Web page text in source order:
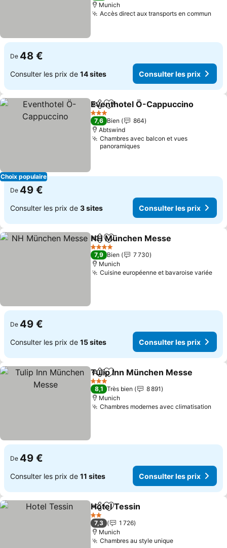
Munich
Accès direct aux transports en commun
De 48 €
Consulter les prix de 14 sites Consulter les prix
Choix populaire
PartagerAjouter à mes favoris
Eventhotel Ö-Cappuccino
3 Étoiles
7,6 Bien
864
Abtswind
Chambres avec balcon et vues
panoramiques
De 49 €
Consulter les prix de 3 sites Consulter les prix
PartagerAjouter à mes favoris
NH München Messe
4 Étoiles
7,9 Bien
7 730
Munich
Cuisine européenne et bavaroise variée
De 49 €
Consulter les prix de 15 sites Consulter les prix
PartagerAjouter à mes favoris
Tulip Inn München Messe
3 Étoiles
8,1 Très bien
8 891
Munich
Chambres modernes avec climatisation
De 49 €
Consulter les prix de 11 sites Consulter les prix
PartagerAjouter à mes favoris
Hotel Tessin
2 Étoiles
7,3
1 726
Munich
Chambres au style uniqueConsulter les